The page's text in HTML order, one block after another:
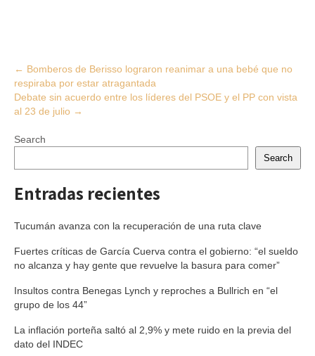
Post
navigation
← Bomberos de Berisso lograron reanimar a una bebé que no
respiraba por estar atragantada
Debate sin acuerdo entre los líderes del PSOE y el PP con vista
al 23 de julio →
Search
Search
Entradas recientes
Tucumán avanza con la recuperación de una ruta clave
Fuertes críticas de García Cuerva contra el gobierno: “el sueldo
no alcanza y hay gente que revuelve la basura para comer”
Insultos contra Benegas Lynch y reproches a Bullrich en “el
grupo de los 44”
La inflación porteña saltó al 2,9% y mete ruido en la previa del
dato del INDEC